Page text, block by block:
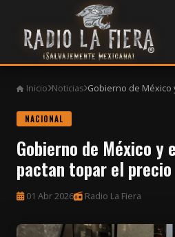
Inicio Noticias Gobierno de México
NACIONAL
Gobierno de México y
pactan topar el
01 Abr 2026 Radio La Fiera